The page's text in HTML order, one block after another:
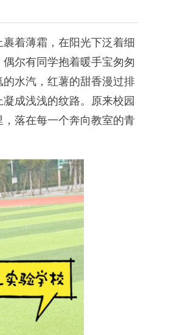
着薄霜，在阳光下泛着细
尔有同学抱着暖手宝匆匆
水汽，红薯的甜香漫过排
成浅浅的纹路。原来校园
落在每一个奔向教室的青